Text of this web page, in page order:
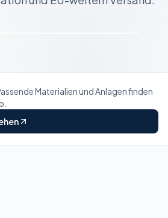
Materialien und Anlagen finden